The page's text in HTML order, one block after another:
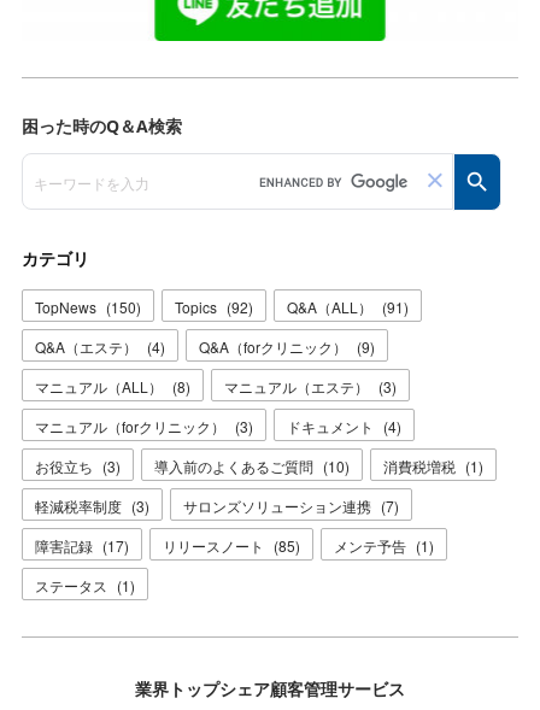
カテゴリ
TopNews (150) Topics (92) Q&A（ALL） (91)
Q&A（エステ）
(4) Q&A（forクリニック） (9)
マニュアル（ALL）
(8) マニュアル（エステ） (3)
マニュアル（forクリニック）
(3) ドキュメント (4)
お役立ち (3) 導入前のよくあるご質問 (10) 消費税増税 (1)
軽減税率制度 (3) サロンズソリューション連携 (7)
障害記録 (17) リリースノート (85) メンテ予告 (1)
ステータス (1)
業界トップシェア顧客管理サービス